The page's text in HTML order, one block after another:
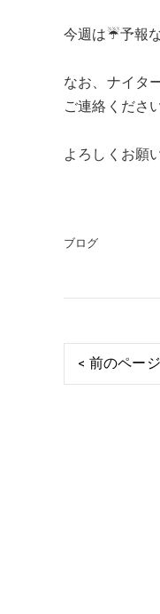
今週は☔予報
なお、ナイタ
ご連絡くださ
よろしくお願
ブログ
< 前のページ